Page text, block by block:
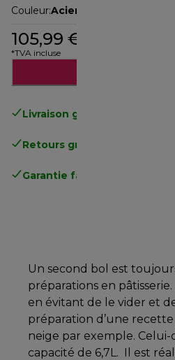
Couleur:Acier inoxydable /
105,99 €
*TVA incluse
Livraison gratuite
Retours gratuits
Garantie fabricant complète
Un second bol est
préparations en
en évitant de le vider et
préparation d’une
neige par exemple.
capacité de 6,7L. Il est